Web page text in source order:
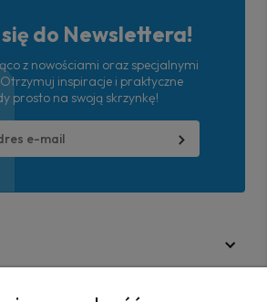
do Newslettera!
z nowościami oraz specjalnymi
inspiracje i praktyczne
prosto na swoją skrzynkę!